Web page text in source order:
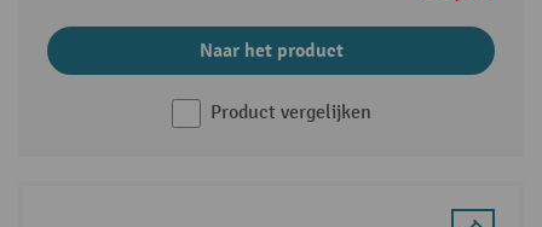
Naar het product
Product vergelijken